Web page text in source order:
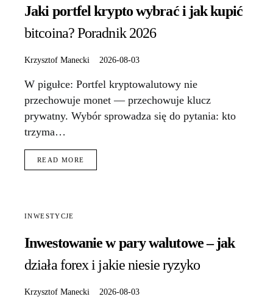
Jaki portfel krypto wybrać i jak kupić
bitcoina? Poradnik 2026
Krzysztof Manecki 2026-08-03
W pigułce: Portfel kryptowalutowy nie
przechowuje monet — przechowuje klucz
prywatny. Wybór sprowadza się do pytania: kto
trzyma…
READ MORE
INWESTYCJE
Inwestowanie w pary walutowe – jak
działa forex i jakie niesie ryzyko
Krzysztof Manecki 2026-08-03